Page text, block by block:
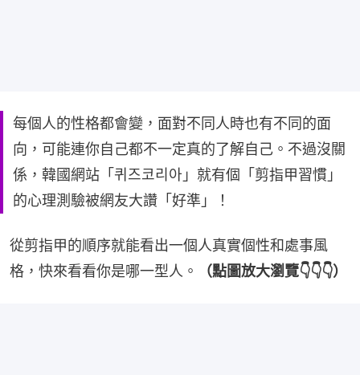
每個人的性格都會變，面對不同人時也有不同的面
向，可能連你自己都不一定真的了解自己。不過沒關
係，韓國網站「퀴즈코리아」就有個「剪指甲習慣」
的心理測驗被網友大讚「好準」！
從剪指甲的順序就能看出一個人真實個性和處事風
格，快來看看你是哪一型人。
（點圖放大瀏覽👇👇👇）